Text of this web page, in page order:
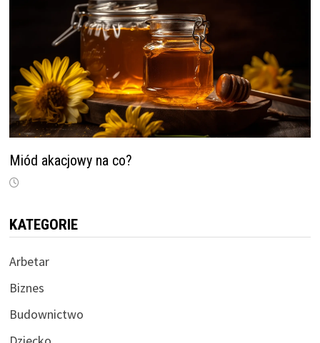
Miód akacjowy na co?
KATEGORIE
Arbetar
Biznes
Budownictwo